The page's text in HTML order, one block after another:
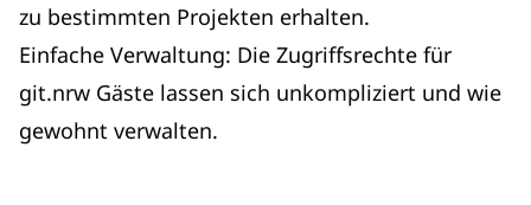
zu bestimmten Projekten erhalten.
Einfache Verwaltung: Die Zugriffsrechte für
git.nrw Gäste lassen sich unkompliziert und wie
gewohnt verwalten.